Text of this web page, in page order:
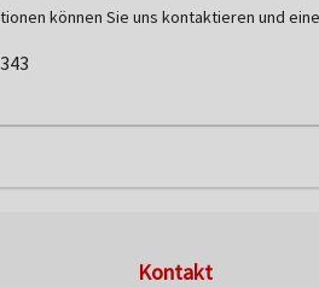
können Sie uns kontaktieren und
Kontakt